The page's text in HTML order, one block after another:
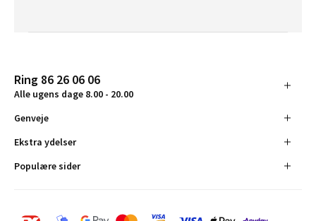
Ring 86 26 06 06
Alle ugens dage 8.00 - 20.00
Genveje
Ekstra ydelser
Populære sider